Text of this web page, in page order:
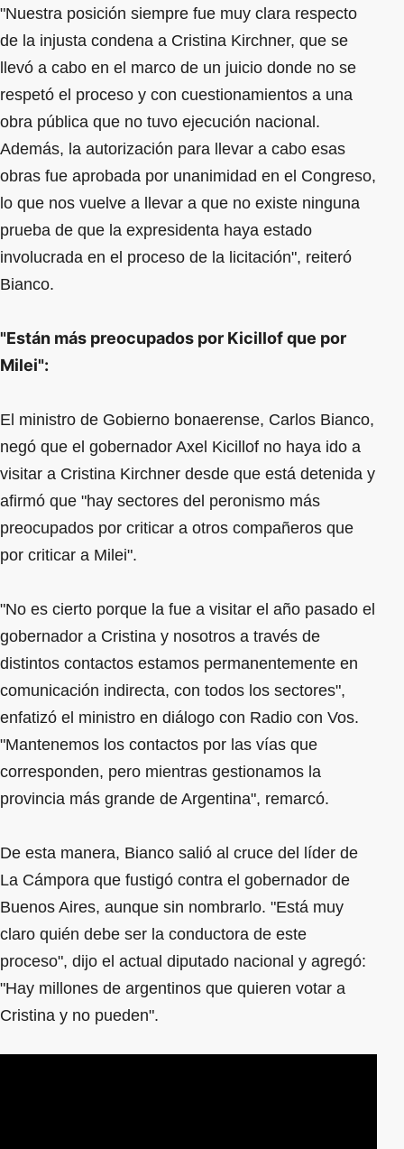
"Nuestra posición siempre fue muy clara respecto
de la injusta condena a Cristina Kirchner, que se
llevó a cabo en el marco de un juicio donde no se
respetó el proceso y con cuestionamientos a una
obra pública que no tuvo ejecución nacional.
Además, la autorización para llevar a cabo esas
obras fue aprobada por unanimidad en el Congreso,
lo que nos vuelve a llevar a que no existe ninguna
prueba de que la expresidenta haya estado
involucrada en el proceso de la licitación", reiteró
Bianco.
"Están más preocupados por Kicillof que por
Milei":
El ministro de Gobierno bonaerense, Carlos Bianco,
negó que el gobernador Axel Kicillof no haya ido a
visitar a Cristina Kirchner desde que está detenida y
afirmó que "hay sectores del peronismo más
preocupados por criticar a otros compañeros que
por criticar a Milei".
"No es cierto porque la fue a visitar el año pasado el
gobernador a Cristina y nosotros a través de
distintos contactos estamos permanentemente en
comunicación indirecta, con todos los sectores",
enfatizó el ministro en diálogo con Radio con Vos.
"Mantenemos los contactos por las vías que
corresponden, pero mientras gestionamos la
provincia más grande de Argentina", remarcó.
De esta manera, Bianco salió al cruce del líder de
La Cámpora que fustigó contra el gobernador de
Buenos Aires, aunque sin nombrarlo. "Está muy
claro quién debe ser la conductora de este
proceso", dijo el actual diputado nacional y agregó:
"Hay millones de argentinos que quieren votar a
Cristina y no pueden".